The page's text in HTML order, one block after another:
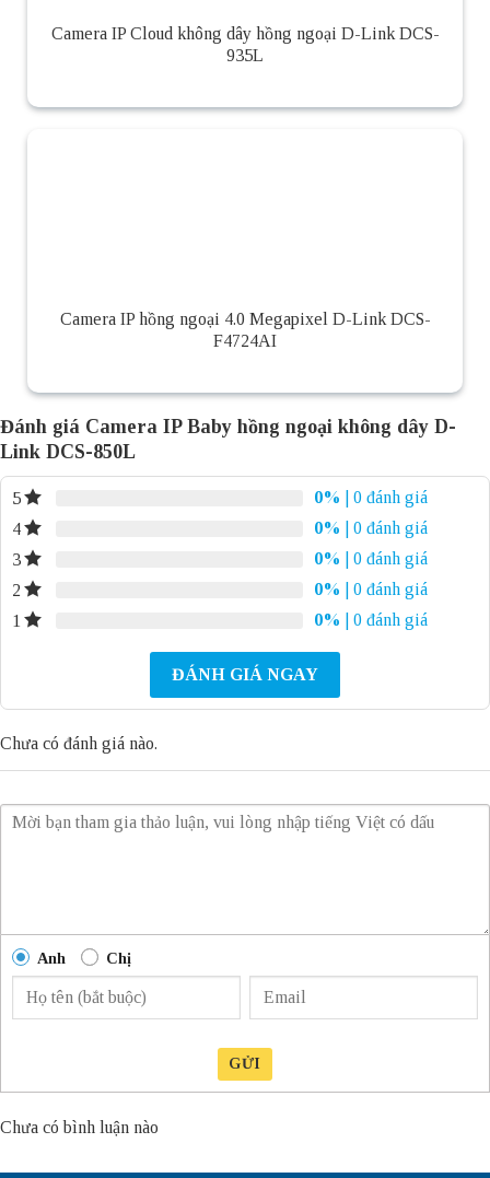
Camera IP Cloud không dây hồng ngoại D-Link DCS-
935L
Camera IP hồng ngoại 4.0 Megapixel D-Link DCS-
F4724AI
Đánh giá Camera IP Baby hồng ngoại không dây D-
Link DCS-850L
5 0%
| 0 đánh giá
4
0%
| 0 đánh giá
3
0%
| 0 đánh giá
2
0%
| 0 đánh giá
1
0% | 0 đánh giá
ĐÁNH GIÁ NGAY
Chưa có đánh giá nào.
Anh Chị
GỬI
Chưa có bình luận nào